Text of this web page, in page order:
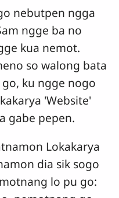
nebutpen ngga
ngge ba no
kua nemot.
so walong bata
ku ngge nogo
'Website'
gabe pepen.
Lokakarya
dia sik sogo
lo pu go: